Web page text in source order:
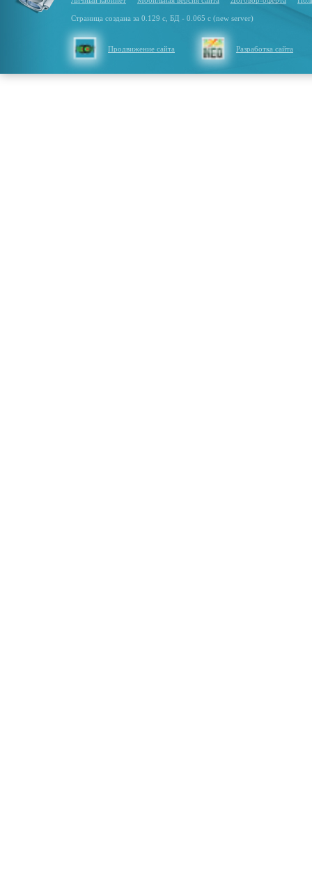
Страница создана за 0.129 с, БД - 0.065 с (new server)
Продвижение сайта Разработка сайта